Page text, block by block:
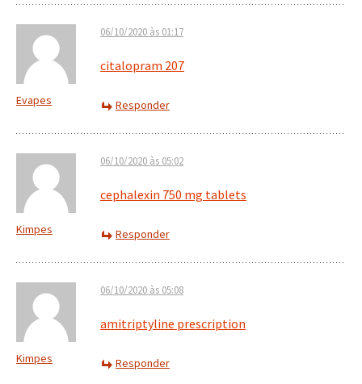
Evapes
06/10/2020 às 01:17
citalopram 207
Responder
Kimpes
06/10/2020 às 05:02
cephalexin 750 mg tablets
Responder
Kimpes
06/10/2020 às 05:08
amitriptyline prescription
Responder